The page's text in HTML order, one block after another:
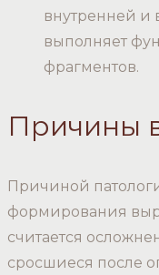
внутренней и
выполняет
фрагментов.
Причины
Причиной
формирования
считается
сросшиеся после